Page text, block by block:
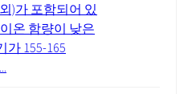
)가 포함되어 있
온 함량이 낮은
가 155-165